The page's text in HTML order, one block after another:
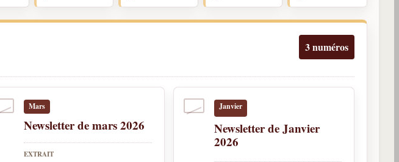
3 numéros
Mars
Newsletter de mars 2026
EXTRAIT
Janvier
Newsletter de Janvier
2026